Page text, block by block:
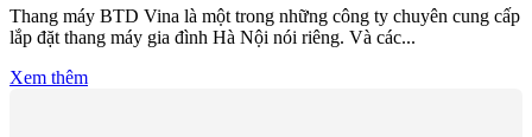
Thang máy BTD Vina là một trong những công ty chuyên cung cấp
lắp đặt thang máy gia đình Hà Nội nói riêng. Và các...
Xem thêm